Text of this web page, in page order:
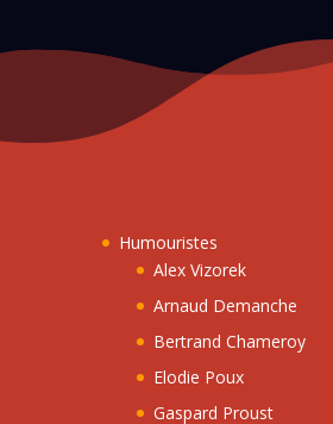
Humouristes
Alex Vizorek
Arnaud Demanche
Bertrand Chameroy
Elodie Poux
Gaspard Proust